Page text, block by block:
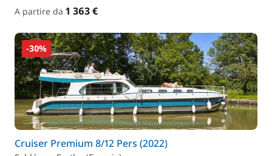
A partire da 1 363 €
-30%
Cruiser Premium 8/12 Pers (2022)